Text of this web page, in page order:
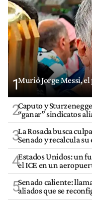
1Murió Jorge Messi, el
2Caputo y
“ganar” sindicatos
3La Rosada busca
Senado y recalcula
4Estados Unidos: un
el ICE en un
5Senado caliente:
aliados que se